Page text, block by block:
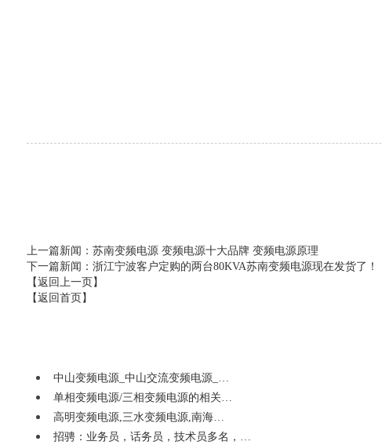
上一篇新闻 ：苏南变频电源 变频电源十大品牌 变频电源原理
下一篇新闻 ：浙江宁波客户定购的两台80KVA苏南变频电源现在发货了！
【返回上一页】
【返回首页】
中山变频电源_中山交流变频电源_…
单相变频电源/三相变频电源的相关…
高明变频电源,三水变频电源,南海…
招骋：业务员，话务员，技术员多名，…